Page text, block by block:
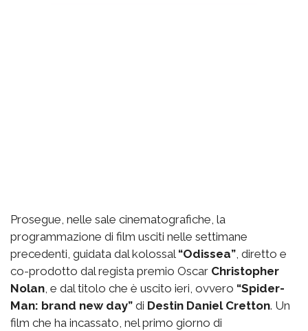
Prosegue, nelle sale cinematografiche, la
programmazione di film usciti nelle settimane
precedenti, guidata dal kolossal “Odissea”, diretto e
co-prodotto dal regista premio Oscar Christopher
Nolan, e dal titolo che è uscito ieri, ovvero “Spider-
Man: brand new day” di Destin Daniel Cretton. Un
film che ha incassato, nel primo giorno di